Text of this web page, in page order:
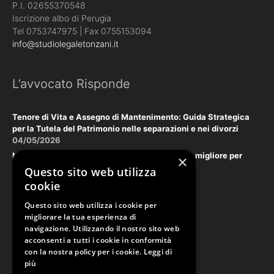
P.I. 02655370548
Iscrizione albo di Perugia
Tel 0753747975 | Fax 0755153094
info@studiolegaletonzani.it
L’avvocato Risponde
Tenore di Vita e Assegno di Mantenimento: Guida Strategica
per la Tutela del Patrimonio nelle separazioni e nei divorzi
04/05/2026
Negoziazione Assistita vs. Tribunale: la scelta migliore per
tutelare il vostro patrimonio e la vostra privacy
18/03/2026
Law & Disclaimer
PRIVACY POLICY
COOKIE POLICY
×
Questo sito web utilizza
cookie
Questo sito web utilizza i cookie per
migliorare la tua esperienza di
navigazione. Utilizzando il nostro sito web
acconsenti a tutti i cookie in conformità
con la nostra policy per i cookie. Leggi di
più